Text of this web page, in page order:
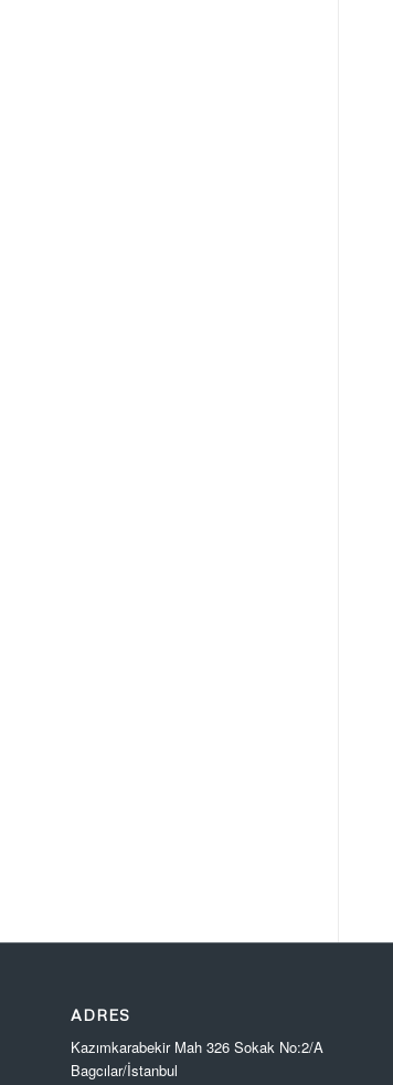
ADRES
Kazımkarabekir Mah 326 Sokak No:2/A
Bagcılar/İstanbul